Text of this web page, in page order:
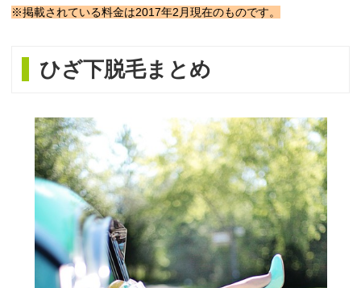
※掲載されている料金は2017年2月現在のものです。
ひざ下脱毛まとめ